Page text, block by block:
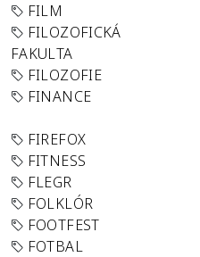
FILM
FILOZOFICKÁ
FAKULTA
FILOZOFIE
FINANCE
FIREFOX
FITNESS
FLEGR
FOLKLÓR
FOOTFEST
FOTBAL